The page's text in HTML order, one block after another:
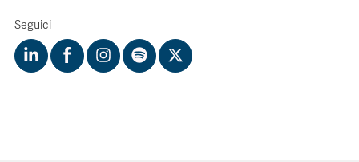
Seguici